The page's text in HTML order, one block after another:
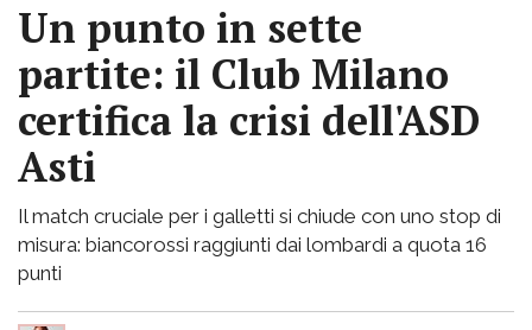
Un punto in sette
partite: il Club Milano
certifica la crisi dell'ASD
Asti
Il match cruciale per i galletti si chiude con uno stop di
misura: biancorossi raggiunti dai lombardi a quota 16
punti